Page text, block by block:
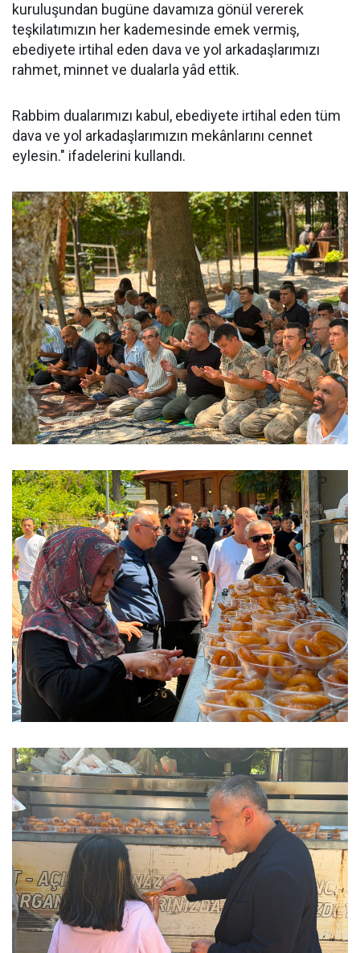
kuruluşundan bugüne davamıza gönül vererek
teşkilatımızın her kademesinde emek vermiş,
ebediyete irtihal eden dava ve yol arkadaşlarımızı
rahmet, minnet ve dualarla yâd ettik.
Rabbim dualarımızı kabul, ebediyete irtihal eden tüm
dava ve yol arkadaşlarımızın mekânlarını cennet
eylesin." ifadelerini kullandı.